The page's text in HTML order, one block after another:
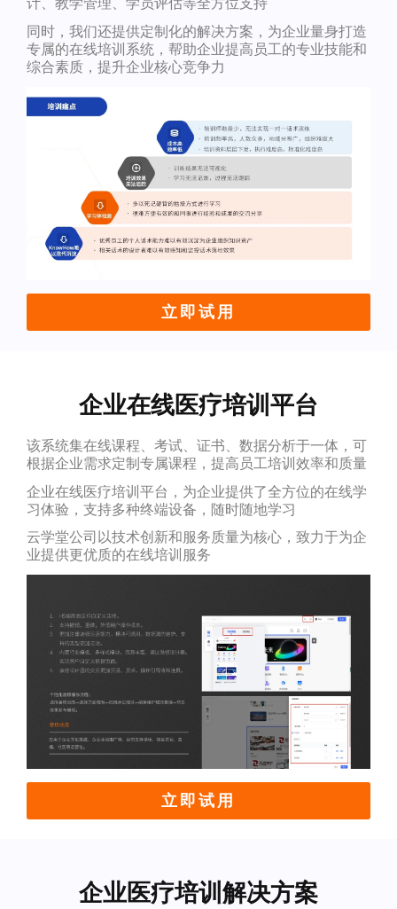
同时，我们还提供定制化的解决方案，为企业量身打造
专属的在线培训系统，帮助企业提高员工的专业技能和
综合素质，提升企业核心竞争力
立即试用
企业在线医疗培训平台
该系统集在线课程、考试、证书、数据分析于一体，可
根据企业需求定制专属课程，提高员工培训效率和质量
企业在线医疗培训平台，为企业提供了全方位的在线学
习体验，支持多种终端设备，随时随地学习
云学堂公司以技术创新和服务质量为核心，致力于为企
业提供更优质的在线培训服务
立即试用
企业医疗培训解决方案